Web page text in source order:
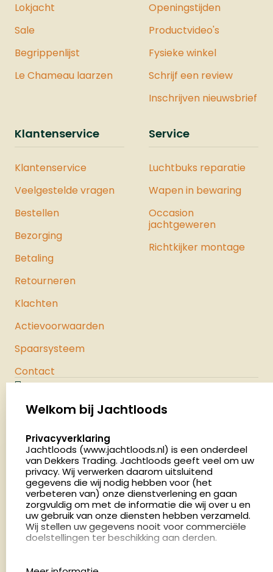
Lokjacht
Sale
Begrippenlijst
Le Chameau laarzen
Openingstijden
Productvideo's
Fysieke winkel
Schrijf een review
Inschrijven nieuwsbrief
Klantenservice
Klantenservice
Veelgestelde vragen
Bestellen
Bezorging
Betaling
Retourneren
Klachten
Actievoorwaarden
Spaarsysteem
Contact
Service
Luchtbuks reparatie
Wapen in bewaring
Occasion
jachtgeweren
Richtkijker montage
Jachtloods
Palenrij 1
Nederland
4.8
2883 beoordelingen
Openingstijden
Dinsdag en donderdag: 13:00 - 17:00 én 18:00 - 21:00
uur
Welkom bij Jachtloods
select language
Privacyverklaring
Jachtloods (www.jachtloods.nl) is een onderdeel
van Dekkers Trading. Jachtloods geeft veel om uw
privacy. Wij verwerken daarom uitsluitend
gegevens die wij nodig hebben voor (het
verbeteren van) onze dienstverlening en gaan
zorgvuldig om met de informatie die wij over u en
uw gebruik van onze diensten hebben verzameld.
Wij stellen uw gegevens nooit voor commerciële
doelstellingen ter beschikking aan derden.